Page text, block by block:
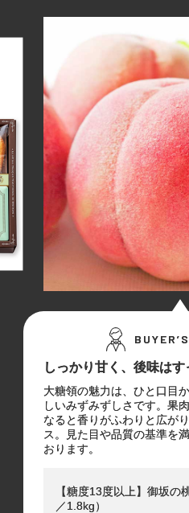
しっかり甘く、後味はす
大糖領の魅力は、ひと口目
しいみずみずしさです。果
なると香りがふわりと広が
ス。見た目や品質の基準を
おります。
【糖度13度以上】御坂の
／1.8kg）